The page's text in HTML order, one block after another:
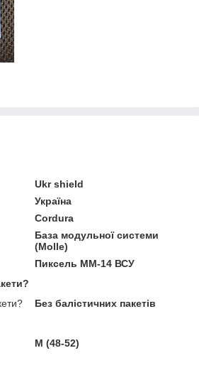
Ukr shield
Україна
Cordura
База модульної системи
(Molle)
Пиксель ММ-14 ВСУ
Без балістичних пакетів
M (48-52)